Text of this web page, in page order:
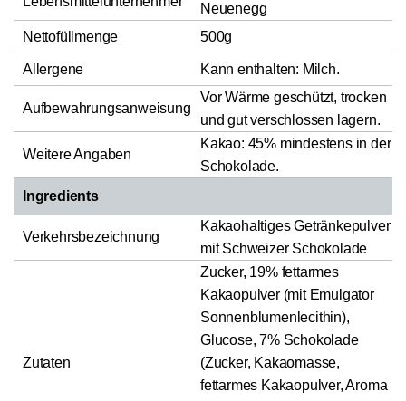
Neuenegg
Nettofüllmenge
500g
Allergene Kann enthalten: Milch.
Aufbewahrungsanweisung
Vor Wärme geschützt, trocken
und gut verschlossen lagern.
Weitere Angaben
Kakao: 45% mindestens in der
Schokolade.
Ingredients
Verkehrsbezeichnung
Kakaohaltiges Getränkepulver
mit Schweizer Schokolade
Zutaten
Zucker, 19% fettarmes
Kakaopulver (mit Emulgator
Sonnenblumenlecithin),
Glucose, 7% Schokolade
(Zucker, Kakaomasse,
fettarmes Kakaopulver, Aroma